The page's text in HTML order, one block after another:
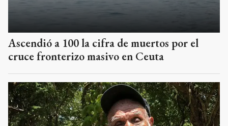
Ascendió a 100 la cifra de muertos por el
cruce fronterizo masivo en Ceuta